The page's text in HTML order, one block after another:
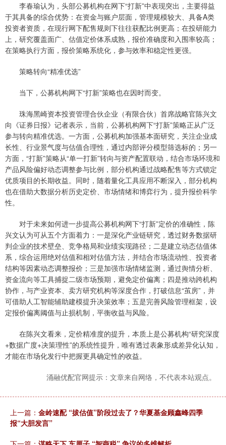
李春瑜认为，头部公募机构在网下“打新”中表现突出，主要得益
于其具备的综合优势：在资金与账户层面，管理规模较大、具备A类
投资者资质，在现行网下配售规则下往往获配比例更高；在投研能力
上，研究覆盖面广、估值定价体系成熟，报价准确度和入围率较高；
在策略执行方面，报价策略系统化，参与效率和稳定性更强。
策略转向“精准优选”
当下，公募机构网下“打新”策略也在因时而变。
珠海黑崎资本投资管理合伙企业（有限合伙）首席战略官陈兴文
向《证券日报》记者表示，当前，公募机构网下“打新”策略正从广泛
参与转向精准优选。一方面，公募机构加强基本面研究，关注企业成
长性、行业景气度与估值合理性，通过内部评分模型筛选标的；另一
方面，“打新”策略从“单一打新”转向与资产配置联动，结合市场环境和
产品风险偏好动态调整参与比例，部分机构通过战略配售等方式锁定
优质项目的长期收益。同时，随着量化工具应用不断深入，部分机构
也在借助大数据分析历史定价、市场情绪和博弈行为，提升报价科学
性。
对于未来如何进一步提高公募机构网下“打新”定价的准确性，陈
兴文认为可从五个方面着力：一是深化产业链研究，透过财务数据研
判企业的技术壁垒、竞争格局和业绩实现路径；二是建立动态估值体
系，综合运用绝对估值和相对估值方法，并结合市场流动性、投资者
结构等因素动态调整报价；三是加强市场情绪监测，通过舆情分析、
资金流向等工具捕捉二级市场预期，避免定价偏离；四是推动跨机构
协作，与产业资本、卖方研究机构等深度合作，打破信息“茧房”，并
可借助人工智能辅助建模提升决策效率；五是完善风险管理框架，设
定报价偏离阈值与止损机制，平衡收益与风险。
在陈兴文看来，定价精准度的提升，本质上是公募机构“研究深度
+数据广度+决策理性”的系统性提升，唯有透过表象形成差异化认知，
才能在市场化发行中把握更具确定性的收益。
涌融优配官网提示：文章来自网络，不代表本站观点。
上一篇： 金岭速配 “拔估值”阶段过去了？华夏基金顾鑫峰四季
报“大胆发言”